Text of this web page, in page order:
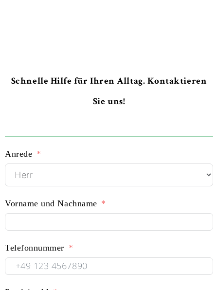
Schnelle Hilfe für Ihren Alltag. Kontaktieren
Sie uns!
Anrede
Vorname und Nachname
Telefonnummer